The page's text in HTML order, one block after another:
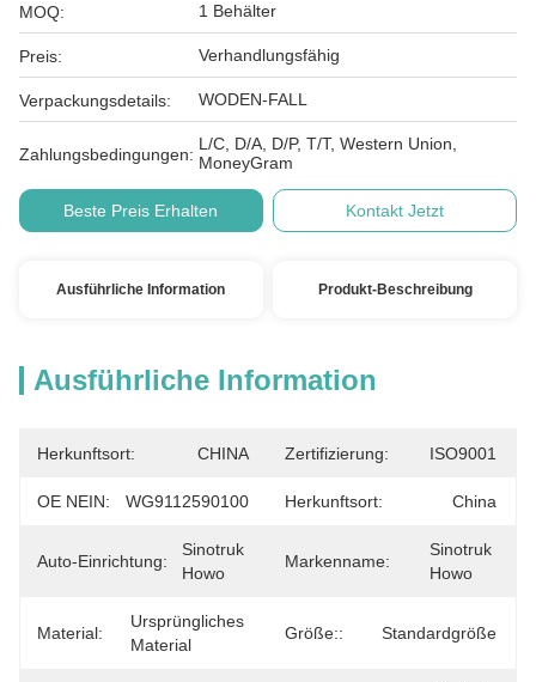
MOQ: 1 Behälter
Preis: Verhandlungsfähig
Verpackungsdetails: WODEN-FALL
Zahlungsbedingungen:
L/C, D/A, D/P, T/T, Western Union,
MoneyGram
Beste Preis Erhalten Kontakt Jetzt
Ausführliche Information Produkt-Beschreibung
Ausführliche Information
Herkunftsort: CHINA Zertifizierung: ISO9001
OE NEIN: WG9112590100 Herkunftsort: China
Auto-Einrichtung:
Sinotruk
Howo
Markenname:
Sinotruk
Howo
Material:
Ursprüngliches
Material
Größe:: Standardgröße